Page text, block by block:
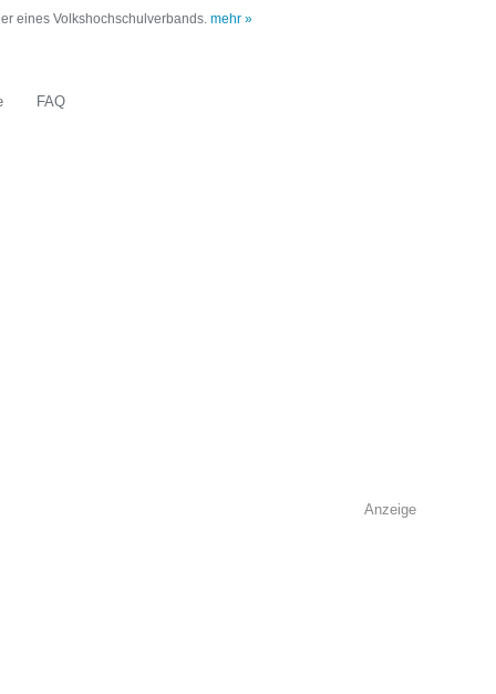
eines Volkshochschulverbands. mehr »
FAQ
Anzeige